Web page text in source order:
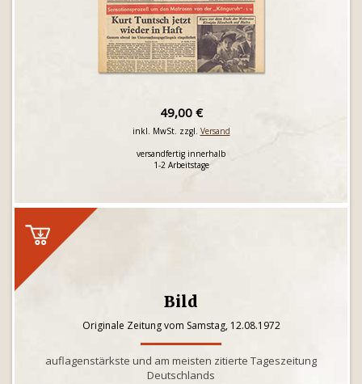
49,00 €
inkl. MwSt. zzgl. Versand
versandfertig innerhalb
1-2 Arbeitstage
Bild
Originale Zeitung vom Samstag, 12.08.1972
auflagenstärkste und am meisten zitierte Tageszeitung
Deutschlands